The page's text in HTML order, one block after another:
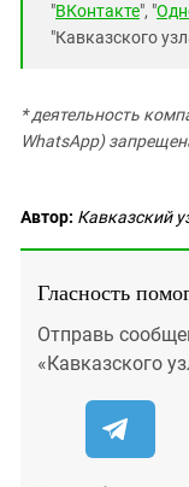
"ВКонтакте", "
"Кавказского
* деятельность
WhatsApp)
Автор: Кавказский
Гласность
Отправь
«Кавказского